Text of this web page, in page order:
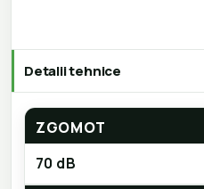
Detalii tehnice
ZGOMOT
70 dB